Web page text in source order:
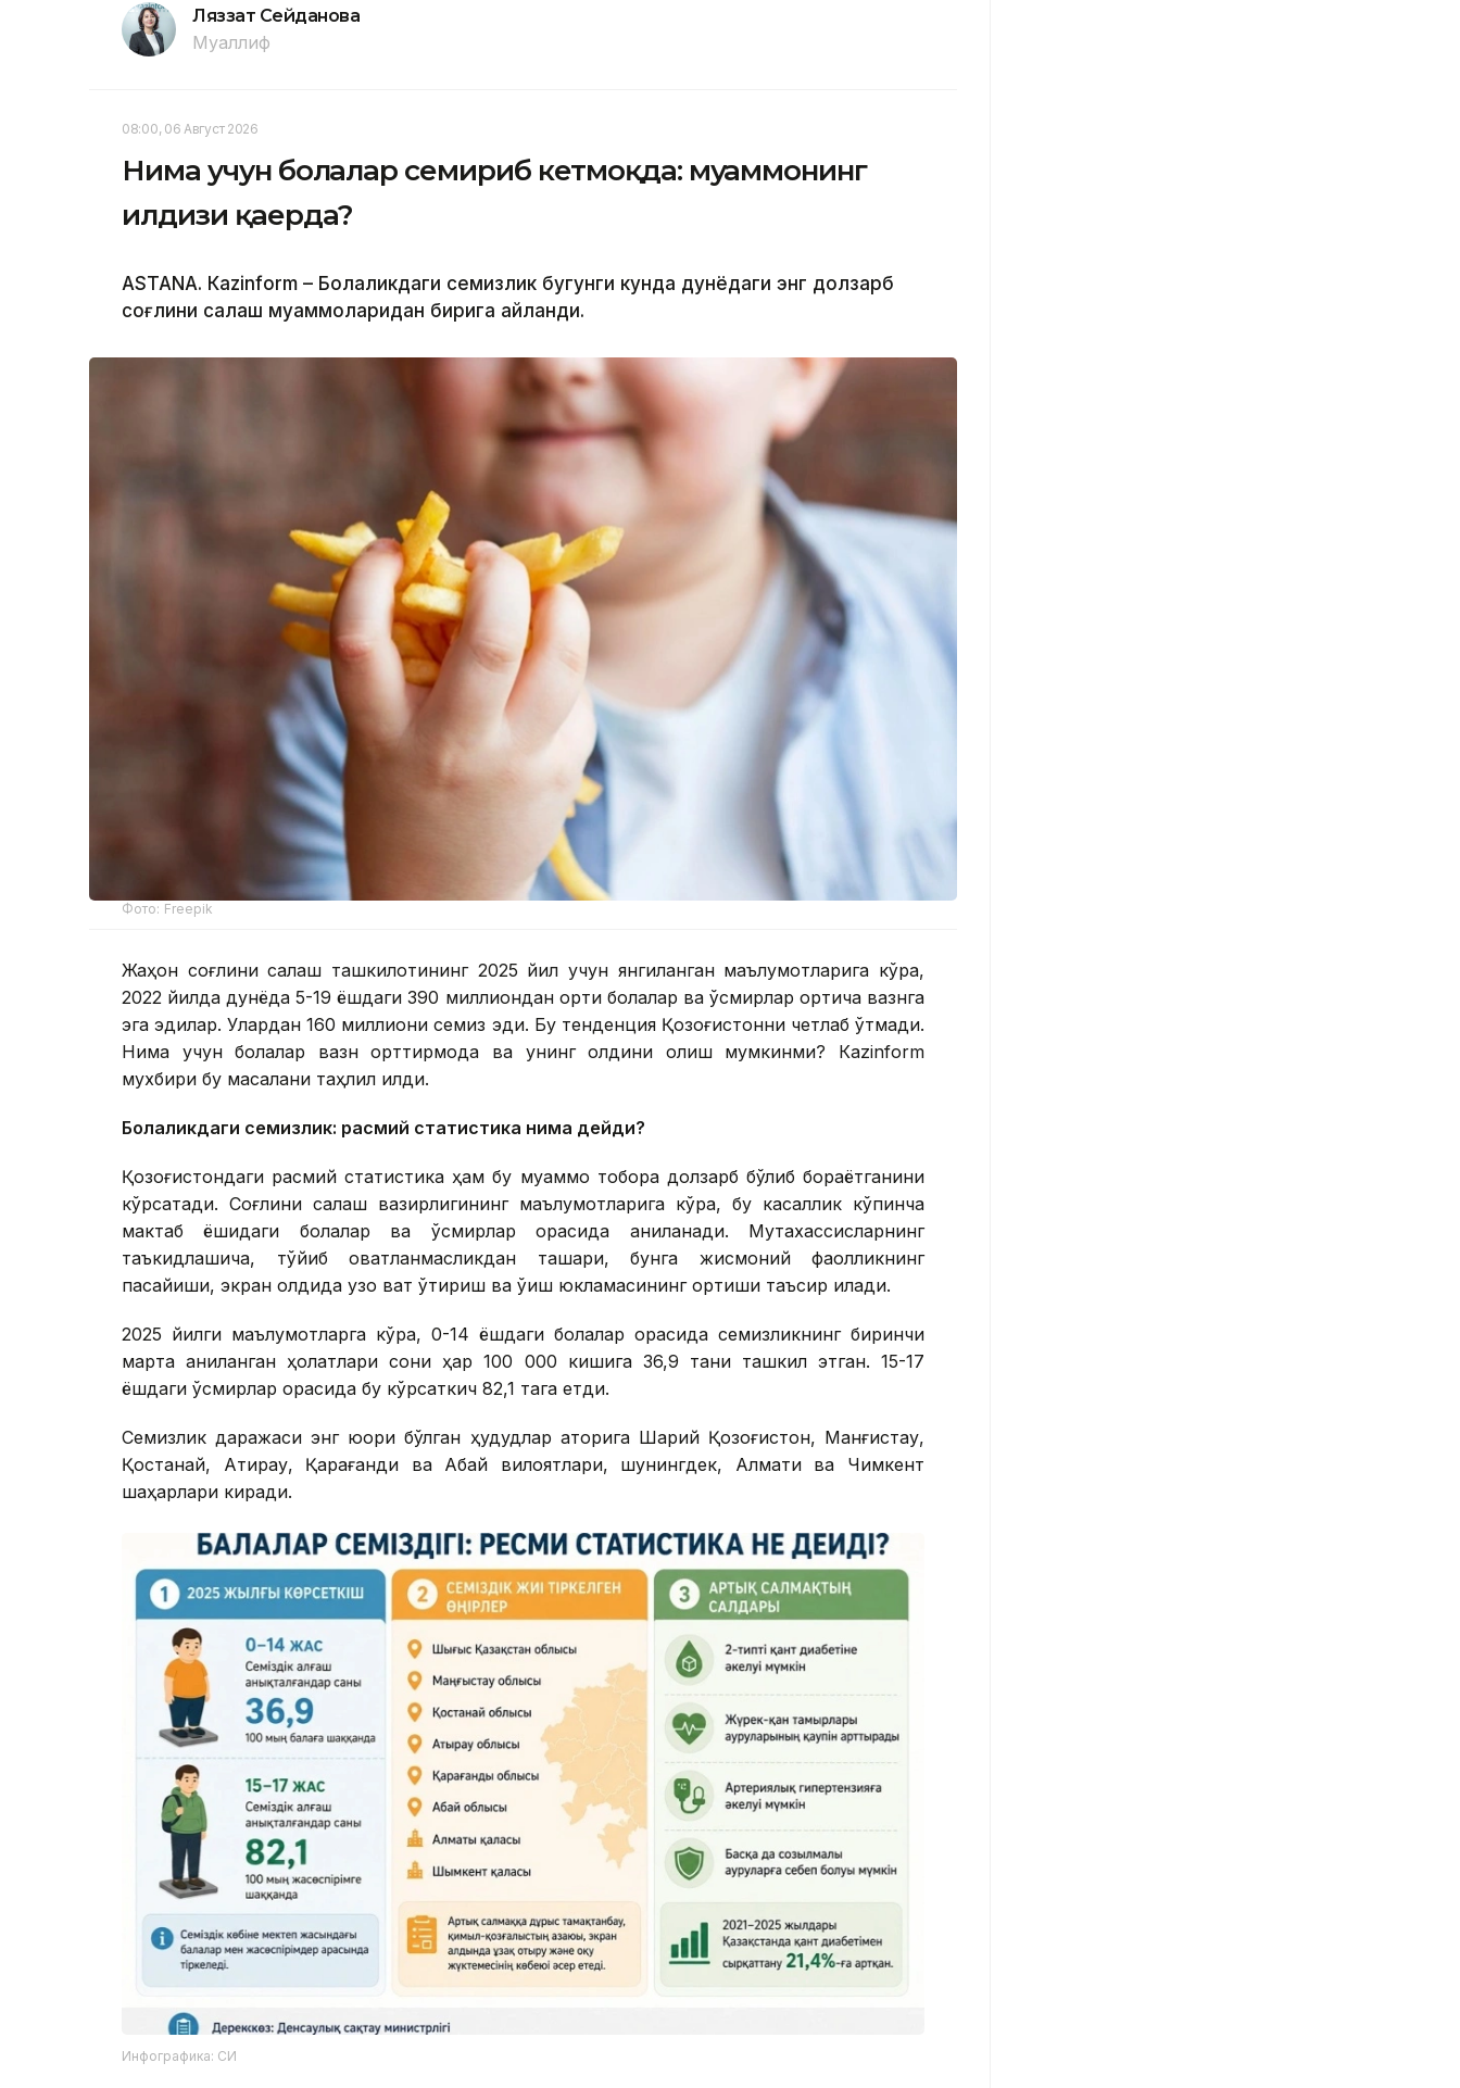
Ляззат Сейданова
Муаллиф
08:00, 06 Август 2026
Нима учун болалар семириб кетмоқда: муаммонинг
илдизи қаерда?
ASTANА. Кazinform – Болаликдаги семизлик бугунги кунда дунёдаги энг долзарб
соғлиқни сақлаш муаммоларидан бирига айланди.
Фото: Freepik
Жаҳон соғлиқни сақлаш ташкилотининг 2025 йил учун янгиланган маълумотларига кўра,
2022 йилда дунёда 5-19 ёшдаги 390 миллиондан ортиқ болалар ва ўсмирлар ортиқча вазнга
эга эдилар. Улардан 160 миллиони семиз эди. Бу тенденция Қозоғистонни четлаб ўтмади.
Нима учун болалар вазн орттирмоқда ва унинг олдини олиш мумкинми? Кazinform
мухбири бу масалани таҳлил қилди.
Болаликдаги семизлик: расмий статистика нима дейди?
Қозоғистондаги расмий статистика ҳам бу муаммо тобора долзарб бўлиб бораётганини
кўрсатади. Соғлиқни сақлаш вазирлигининг маълумотларига кўра, бу касаллик кўпинча
мактаб ёшидаги болалар ва ўсмирлар орасида аниқланади. Мутахассисларнинг
таъкидлашича, тўйиб овқатланмасликдан ташқари, бунга жисмоний фаолликнинг
пасайиши, экран олдида узоқ вақт ўтириш ва ўқиш юкламасининг ортиши таъсир қилади.
2025 йилги маълумотларга кўра, 0-14 ёшдаги болалар орасида семизликнинг биринчи
марта аниқланган ҳолатлари сони ҳар 100 000 кишига 36,9 тани ташкил этган. 15-17
ёшдаги ўсмирлар орасида бу кўрсаткич 82,1 тага етди.
Семизлик даражаси энг юқори бўлган ҳудудлар қаторига Шарқий Қозоғистон, Манғистау,
Қостанай, Атирау, Қарағанди ва Абай вилоятлари, шунингдек, Алмати ва Чимкент
шаҳарлари киради.
Инфографика: СИ